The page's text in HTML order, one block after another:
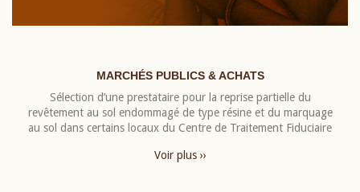
MARCHÉS PUBLICS & ACHATS
Sélection d’une prestataire pour la reprise partielle du
revêtement au sol endommagé de type résine et du marquage
au sol dans certains locaux du Centre de Traitement Fiduciaire
Voir plus ››